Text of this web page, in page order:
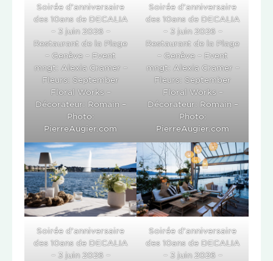
Soirée d’anniversaire
des 10ans de DECALIA
– 3 juin 2026 –
Restaurant de la Plage
– Genève – Event
mngt: Alexia Cramer –
Fleurs: September
Floral Works –
Décorateur: Romain –
Photo:
PierreAugier.com
Soirée d’anniversaire
des 10ans de DECALIA
– 3 juin 2026 –
Restaurant de la Plage
– Genève – Event
mngt: Alexia Cramer –
Fleurs: September
Floral Works –
Décorateur: Romain –
Photo:
PierreAugier.com
Soirée d’anniversaire
des 10ans de DECALIA
– 3 juin 2026 –
Soirée d’anniversaire
des 10ans de DECALIA
– 3 juin 2026 –